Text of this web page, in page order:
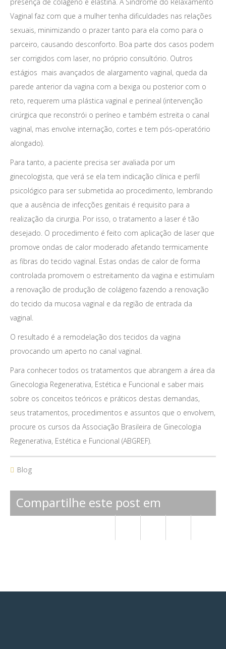
Vaginal faz com que a mulher tenha dificuldades nas relações
sexuais, minimizando o prazer tanto para ela como para o
parceiro, causando desconforto. Boa parte dos casos podem
ser corrigidos com laser, no próprio consultório. Outros
estágios mais avançados de alargamento vaginal, queda da
parede anterior da vagina com a bexiga ou posterior com o
reto, requerem uma plástica vaginal e perineal (intervenção
cirúrgica que reconstrói o períneo e também estreita o canal
vaginal, mas envolve internação, cortes e tem pós-operatório
alongado).
Para tanto, a paciente precisa ser avaliada por um
ginecologista, que verá se ela tem indicação clínica e perfil
psicológico para ser submetida ao procedimento, lembrando
que a ausência de infecções genitais é requisito para a
realização da cirurgia. Por isso, o tratamento a laser é tão
desejado. O procedimento é feito com aplicação de laser que
promove ondas de calor moderado afetando termicamente
as fibras do tecido vaginal. Estas ondas de calor de forma
controlada promovem o estreitamento da vagina e estimulam
a renovação de produção de colágeno fazendo a renovação
do tecido da mucosa vaginal e da região de entrada da
vaginal.
O resultado é a remodelação dos tecidos da vagina
provocando um aperto no canal vaginal.
Para conhecer todos os tratamentos que abrangem a área da
Ginecologia Regenerativa, Estética e Funcional e saber mais
sobre os conceitos teóricos e práticos destas demandas,
seus tratamentos, procedimentos e assuntos que o envolvem,
procure os cursos da Associação Brasileira de Ginecologia
Regenerativa, Estética e Funcional (ABGREF).
Blog
Compartilhe este post em